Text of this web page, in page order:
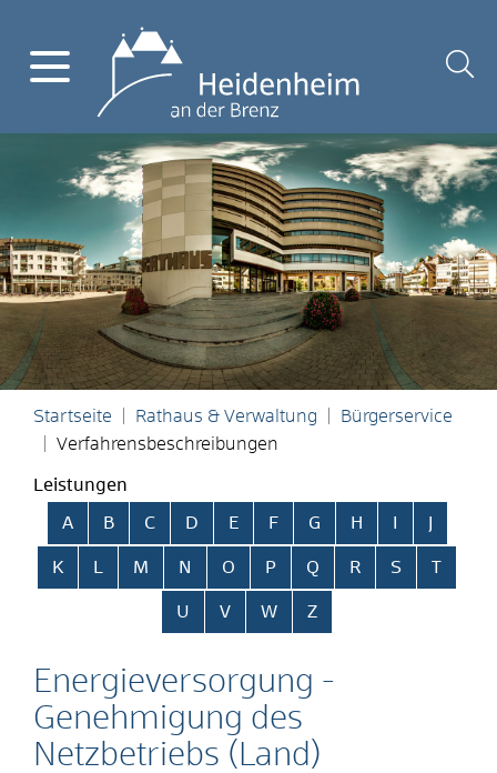
Startseite Rathaus & Verwaltung
Bürgerservice
Verfahrensbeschreibungen
Leistungen
Alphabetisches Register überspringen
A B C D E F G H
K L M N O P Q R S T
U V W Z
Energieversorgung -
Genehmigung des
Netzbetriebs (Land)